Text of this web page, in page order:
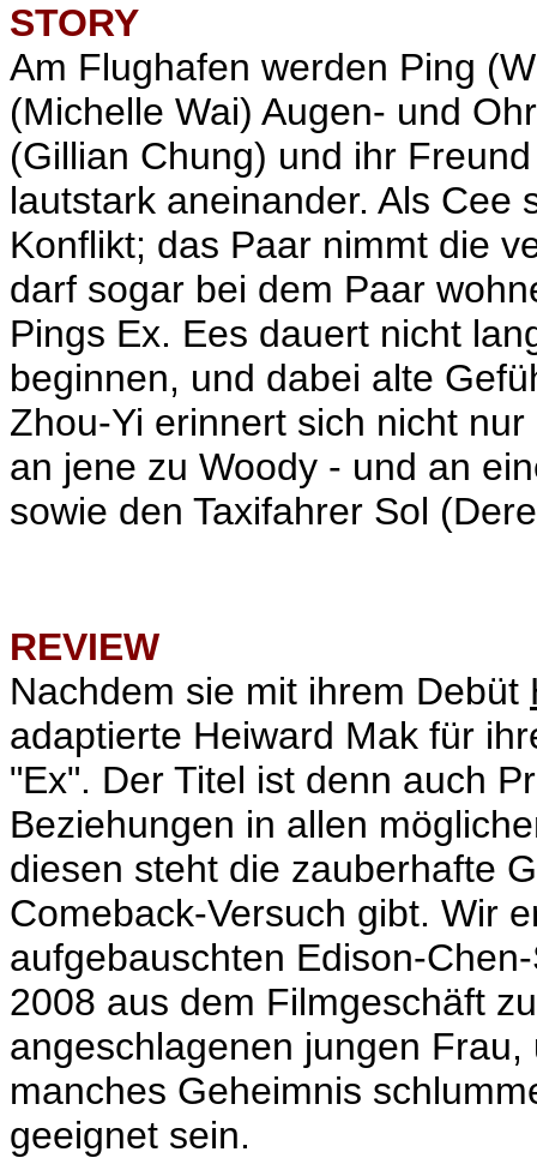
STORY
Am Flughafen werden Ping
(Michelle Wai) Augen- und
(Gillian Chung) und ihr
lautstark aneinander. Als Cee
Konflikt; das Paar nimmt die
darf sogar bei dem Paar
Pings Ex. Ees dauert nicht
beginnen, und dabei alte
Zhou-Yi erinnert sich nicht
an jene zu Woody - und an
sowie den Taxifahrer Sol
REVIEW
Nachdem sie mit ihrem Debüt
adaptierte Heiward Mak für
"Ex". Der Titel ist denn auch
Beziehungen in allen
diesen steht die zauberhafte
Comeback-Versuch gibt. Wir
aufgebauschten Edison-
2008 aus dem Filmgeschäft
angeschlagenen jungen
manches Geheimnis
geeignet sein.